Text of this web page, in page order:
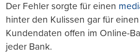
Der Fehler sorgte für einen
hinter den Kulissen gar für
Kundendaten offen im Online-
jeder Bank.